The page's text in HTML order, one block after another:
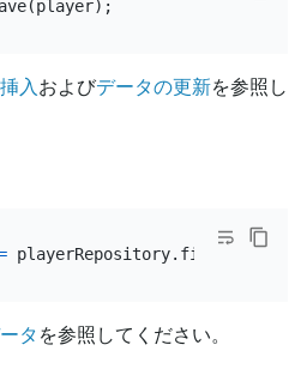
入およびデータの更新を参照し
タ を参照してください。